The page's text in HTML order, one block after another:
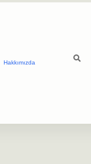
Hakkımızda